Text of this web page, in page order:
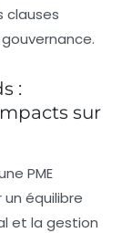
clauses
:
sur
PME
équilibre
et la gestion